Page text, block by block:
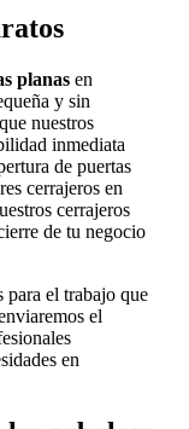
planas en
y sin
nuestros
inmediata
de puertas
cerrajeros en
cerrajeros
de tu negocio
para el trabajo que
el
en